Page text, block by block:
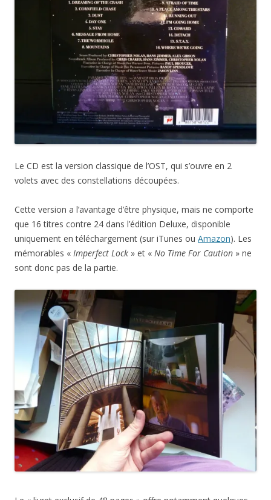
Le CD est la version classique de l’OST, qui s’ouvre en 2
volets avec des constellations découpées.
Cette version a l’avantage d’être physique, mais ne comporte
que 16 titres contre 24 dans l’édition Deluxe, disponible
uniquement en téléchargement (sur iTunes ou Amazon). Les
mémorables « Imperfect Lock » et « No Time For Caution » ne
sont donc pas de la partie.